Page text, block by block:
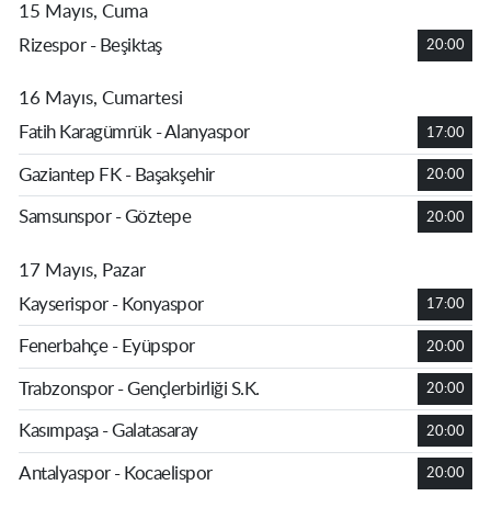
15 Mayıs, Cuma
Rizespor - Beşiktaş
20:00
16 Mayıs, Cumartesi
Fatih Karagümrük - Alanyaspor
17:00
Gaziantep FK - Başakşehir 20:00
Samsunspor - Göztepe 20:00
17 Mayıs, Pazar
Kayserispor - Konyaspor
17:00
Fenerbahçe - Eyüpspor 20:00
Trabzonspor - Gençlerbirliği S.K. 20:00
Kasımpaşa - Galatasaray 20:00
Antalyaspor - Kocaelispor 20:00